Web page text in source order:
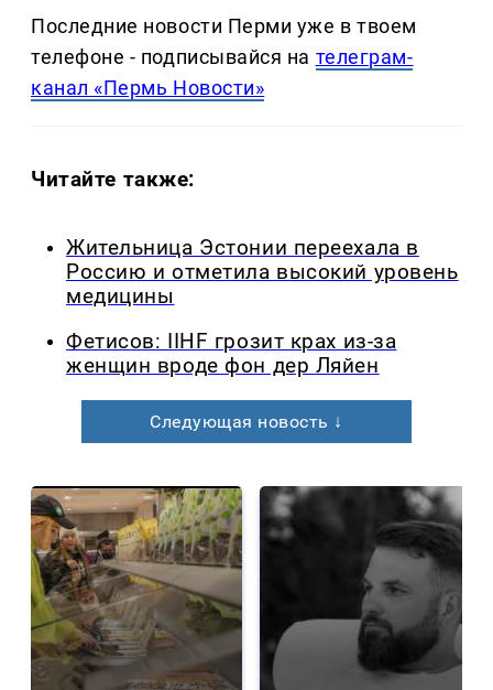
Последние новости Перми уже в твоем
телефоне - подписывайся на телеграм-
канал «Пермь Новости»
Читайте также:
Жительница Эстонии переехала в
Россию и отметила высокий уровень
медицины
Фетисов: IIHF грозит крах из-за
женщин вроде фон дер Ляйен
Следующая новость ↓